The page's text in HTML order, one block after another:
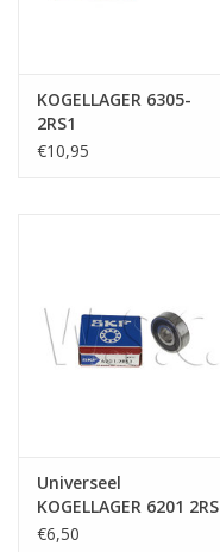
KOGELLAGER 6305-
2RS1
€10,95
Universeel
KOGELLAGER 6201 2RS
€6,50